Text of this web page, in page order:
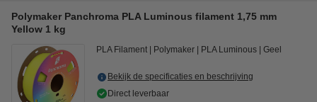
Polymaker Panchroma PLA Luminous filament 1,75 mm
Yellow 1 kg
PLA Filament Polymaker PLA Luminous Geel
Bekijk de specificaties en beschrijving
Direct leverbaar